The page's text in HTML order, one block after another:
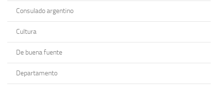
Consulado argentino
Cultura
De buena fuente
Departamento